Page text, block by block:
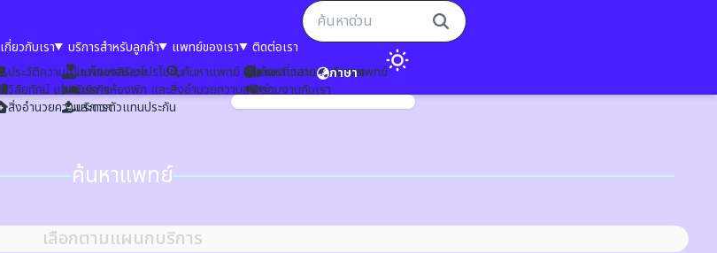
เกี่ยวกับเรา
ประวัติความเป็นมาของสิริเวช
วิสัยทัศน์ และพันธกิจ
สิ่งอำนวยความสะดวก
บริการสำหรับลูกค้า
แพ็คเกจและโปรโมชั่น
บริการห้องพัก และสิ่งอำนวยความสะดวก
บริการตัวแทนประกัน
แพทย์ของเรา
ค้นหาแพทย์
ค้นหาเวลาออกตรวจแพทย์
ติดต่อเรา
แผนที่และการเดินทาง
ร่วมงานกับเรา
ภาษา
ค้นหาแพทย์
เลือกตามแผนกบริการ